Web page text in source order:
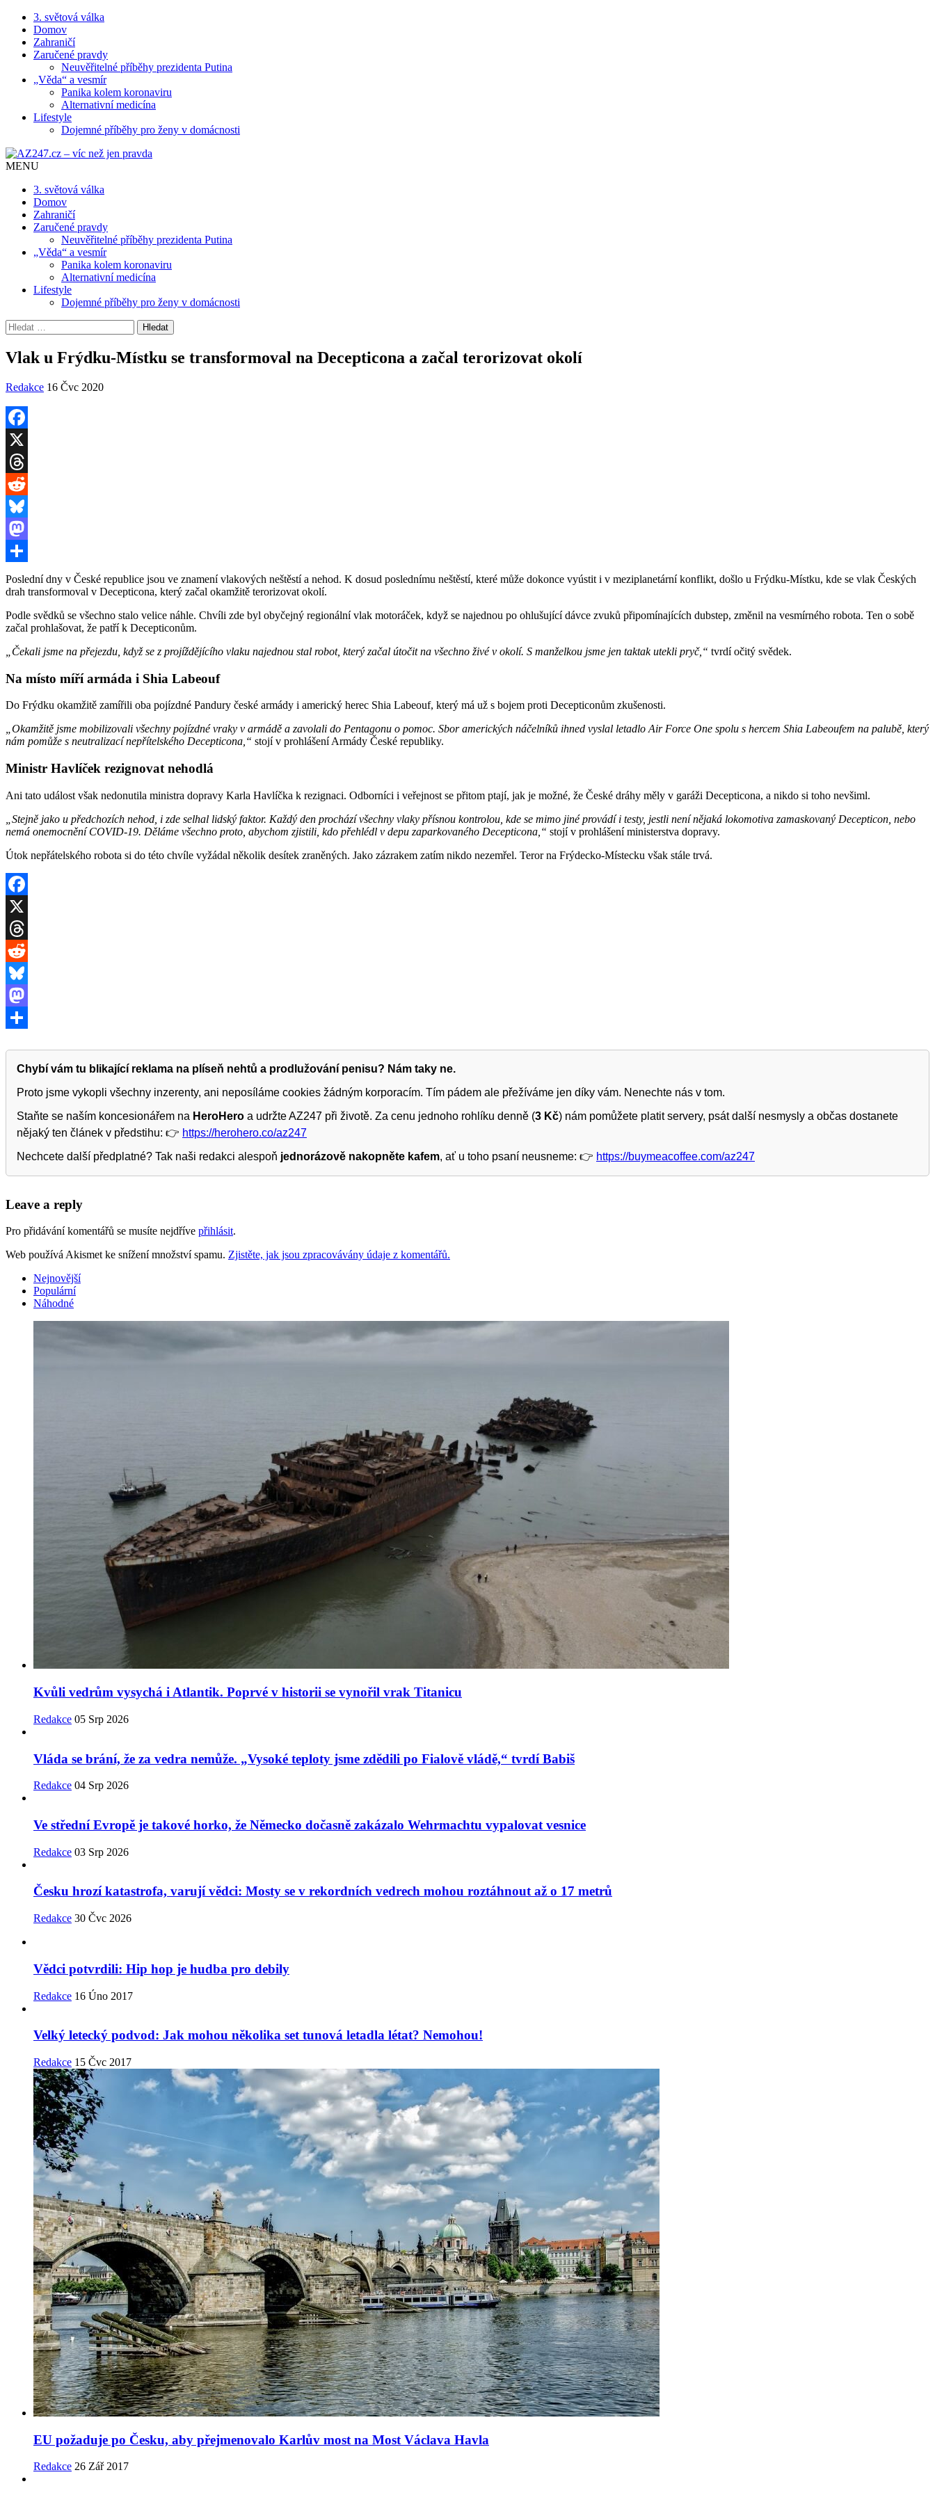
3. světová válka
Domov
Zahraničí
Zaručené pravdy
Neuvěřitelné příběhy prezidenta Putina
„Věda“ a vesmír
Panika kolem koronaviru
Alternativní medicína
Lifestyle
Dojemné příběhy pro ženy v domácnosti
MENU
3. světová válka
Domov
Zahraničí
Zaručené pravdy
Neuvěřitelné příběhy prezidenta Putina
„Věda“ a vesmír
Panika kolem koronaviru
Alternativní medicína
Lifestyle
Dojemné příběhy pro ženy v domácnosti
Vyhledávání
Vlak u Frýdku-Místku se transformoval na Decepticona a začal terorizovat okolí
Redakce 16 Čvc 2020
Facebook
X
Threads
Reddit
Bluesky
Mastodon
Share
Poslední dny v České republice jsou ve znamení vlakových neštěstí a nehod. K dosud poslednímu neštěstí, které může dokonce vyústit i v meziplanetární konflikt, došlo u Frýdku-Místku, kde se vlak Českých
drah transformoval v Decepticona, který začal okamžitě terorizovat okolí.
Podle svědků se všechno stalo velice náhle. Chvíli zde byl obyčejný regionální vlak motoráček, když se najednou po ohlušující dávce zvuků připomínajících dubstep, změnil na vesmírného robota. Ten o sobě
začal prohlašovat, že patří k Decepticonům.
„Čekali jsme na přejezdu, když se z projíždějícího vlaku najednou stal robot, který začal útočit na všechno živé v okolí. S manželkou jsme jen taktak utekli pryč,“ tvrdí očitý svědek.
Na místo míří armáda i Shia Labeouf
Do Frýdku okamžitě zamířili oba pojízdné Pandury české armády i americký herec Shia Labeouf, který má už s bojem proti Decepticonům zkušenosti.
„Okamžitě jsme mobilizovali všechny pojízdné vraky v armádě a zavolali do Pentagonu o pomoc. Sbor amerických náčelníků ihned vyslal letadlo Air Force One spolu s hercem Shia Labeoufem na palubě, který
nám pomůže s neutralizací nepřítelského Decepticona,“ stojí v prohlášení Armády České republiky.
Ministr Havlíček rezignovat nehodlá
Ani tato událost však nedonutila ministra dopravy Karla Havlíčka k rezignaci. Odborníci i veřejnost se přitom ptají, jak je možné, že České dráhy měly v garáži Decepticona, a nikdo si toho nevšiml.
„Stejně jako u předchozích nehod, i zde selhal lidský faktor. Každý den prochází všechny vlaky přísnou kontrolou, kde se mimo jiné provádí i testy, jestli není nějaká lokomotiva zamaskovaný Decepticon, nebo
nemá onemocnění COVID-19. Děláme všechno proto, abychom zjistili, kdo přehlédl v depu zaparkovaného Decepticona,“ stojí v prohlášení ministerstva dopravy.
Útok nepřátelského robota si do této chvíle vyžádal několik desítek zraněných. Jako zázrakem zatím nikdo nezemřel. Teror na Frýdecko-Místecku však stále trvá.
Facebook
X
Threads
Reddit
Bluesky
Mastodon
Chybí vám tu blikající reklama na plíseň nehtů a prodlužování penisu? Nám taky ne.
Proto jsme vykopli všechny inzerenty, ani neposíláme cookies žádným korporacím. Tím pádem ale přežíváme jen díky vám. Nenechte nás v tom.
Staňte se naším koncesionářem na HeroHero a udržte AZ247 při životě. Za cenu jednoho rohlíku denně (3 Kč) nám pomůžete platit servery, psát další nesmysly a občas dostanete
nějaký ten článek v předstihu: 👉 https://herohero.co/az247
Nechcete další předplatné? Tak naši redakci alespoň jednorázově nakopněte kafem, ať u toho psaní neusneme: 👉 https://buymeacoffee.com/az247
Leave a reply
Pro přidávání komentářů se musíte nejdříve přihlásit.
Web používá Akismet ke snížení množství spamu. Zjistěte, jak jsou zpracovávány údaje z komentářů.
Nejnovější
Populární
Náhodné
Kvůli vedrům vysychá i Atlantik. Poprvé v historii se vynořil vrak Titanicu
Redakce 05 Srp 2026
Vláda se brání, že za vedra nemůže. „Vysoké teploty jsme zdědili po Fialově vládě,“ tvrdí Babiš
Redakce 04 Srp 2026
Ve střední Evropě je takové horko, že Německo dočasně zakázalo Wehrmachtu vypalovat vesnice
Redakce 03 Srp 2026
Česku hrozí katastrofa, varují vědci: Mosty se v rekordních vedrech mohou roztáhnout až o 17 metrů
Redakce 30 Čvc 2026
Vědci potvrdili: Hip hop je hudba pro debily
Redakce 16 Úno 2017
Velký letecký podvod: Jak mohou několika set tunová letadla létat? Nemohou!
Redakce 15 Čvc 2017
EU požaduje po Česku, aby přejmenovalo Karlův most na Most Václava Havla
Redakce 26 Zář 2017